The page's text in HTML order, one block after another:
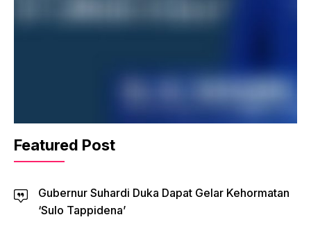
Featured Post
Gubernur Suhardi Duka Dapat Gelar Kehormatan
‘Sulo Tappidena’